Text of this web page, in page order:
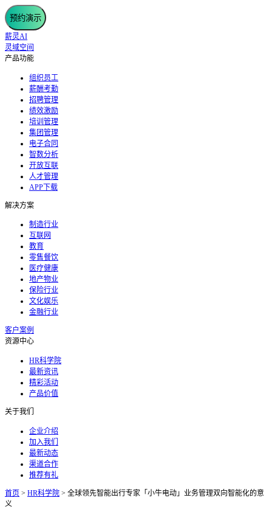
预约演示
薪灵AI
灵域空间
产品功能
组织员工
薪酬考勤
招聘管理
绩效激励
培训管理
集团管理
电子合同
智数分析
开放互联
人才管理
APP下载
解决方案
制造行业
互联网
教育
零售餐饮
医疗健康
地产物业
保险行业
文化娱乐
金融行业
客户案例
资源中心
HR科学院
最新资讯
精彩活动
产品价值
关于我们
企业介绍
加入我们
最新动态
渠道合作
推荐有礼
首页 > HR科学院 > 全球领先智能出行专家「小牛电动」业务管理双向智能化的意
义